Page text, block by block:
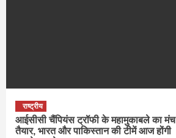
राष्ट्रीय
आईसीसी चैंपियंस ट्रॉफी के महामुकाबले का मंच
तैयार, भारत और पाकिस्तान की टीमें आज होंगी